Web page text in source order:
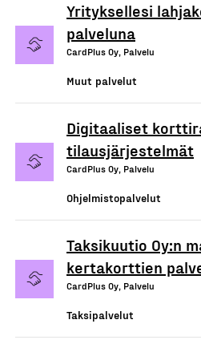
Yrityksellesi
palveluna
CardPlus Oy, Palvelu
Muut palvelut
Digitaaliset
tilausjärjestelmät
CardPlus Oy, Palvelu
Ohjelmistopalvelut
Taksikuutio Oy:n
kertakorttien
CardPlus Oy, Palvelu
Taksipalvelut